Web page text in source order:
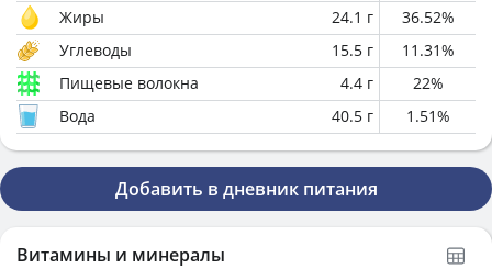
Жиры
24.1 г 36.52%
Углеводы
15.5 г 11.31%
Пищевые волокна
4.4 г 22%
Вода
40.5 г 1.51%
Добавить в дневник питания
Витамины и минералы